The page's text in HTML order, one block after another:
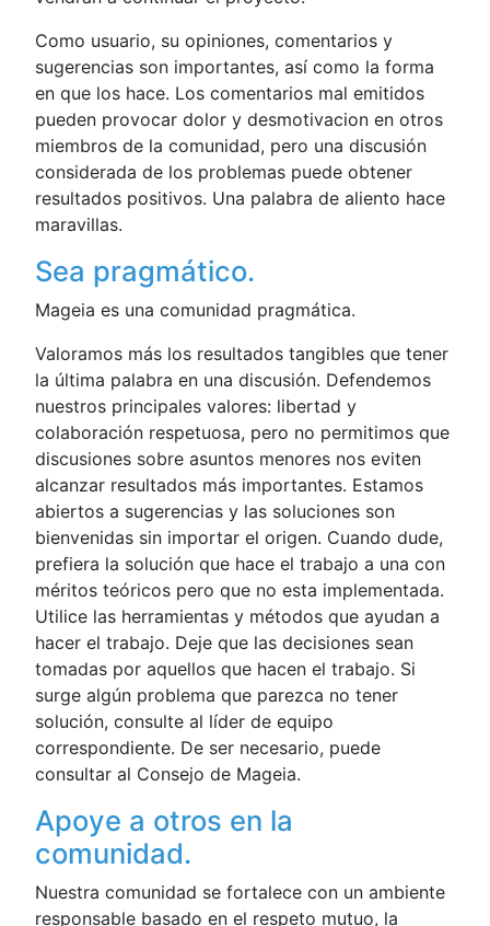
Como usuario, su opiniones, comentarios y
sugerencias son importantes, así como la forma
en que los hace. Los comentarios mal emitidos
pueden provocar dolor y desmotivacion en otros
miembros de la comunidad, pero una discusión
considerada de los problemas puede obtener
resultados positivos. Una palabra de aliento hace
maravillas.
Sea pragmático.
Mageia es una comunidad pragmática.
Valoramos más los resultados tangibles que tener
la última palabra en una discusión. Defendemos
nuestros principales valores: libertad y
colaboración respetuosa, pero no permitimos que
discusiones sobre asuntos menores nos eviten
alcanzar resultados más importantes. Estamos
abiertos a sugerencias y las soluciones son
bienvenidas sin importar el origen. Cuando dude,
prefiera la solución que hace el trabajo a una con
méritos teóricos pero que no esta implementada.
Utilice las herramientas y métodos que ayudan a
hacer el trabajo. Deje que las decisiones sean
tomadas por aquellos que hacen el trabajo. Si
surge algún problema que parezca no tener
solución, consulte al líder de equipo
correspondiente. De ser necesario, puede
consultar al Consejo de Mageia.
Apoye a otros en la
comunidad.
Nuestra comunidad se fortalece con un ambiente
responsable basado en el respeto mutuo, la